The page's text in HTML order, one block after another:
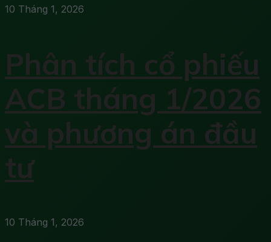
10 Tháng 1, 2026
Phân tích cổ phiếu
ACB tháng 1/2026
và phương án đầu
tư
10 Tháng 1, 2026